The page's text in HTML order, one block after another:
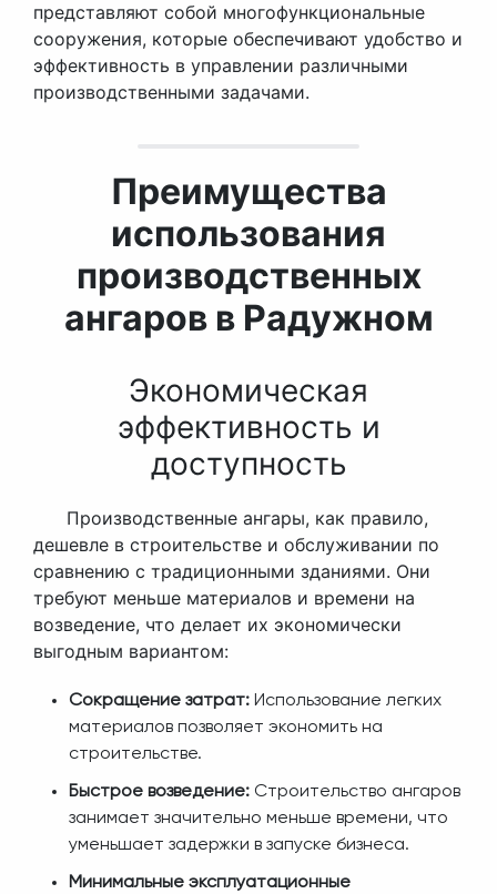
представляют собой многофункциональные
сооружения, которые обеспечивают удобство и
эффективность в управлении различными
производственными задачами.
Преимущества
использования
производственных
ангаров в Радужном
Экономическая
эффективность и
доступность
Производственные ангары, как правило,
дешевле в строительстве и обслуживании по
сравнению с традиционными зданиями. Они
требуют меньше материалов и времени на
возведение, что делает их экономически
выгодным вариантом:
Сокращение затрат: Использование легких
материалов позволяет экономить на
строительстве.
Быстрое возведение: Строительство ангаров
занимает значительно меньше времени, что
уменьшает задержки в запуске бизнеса.
Минимальные эксплуатационные